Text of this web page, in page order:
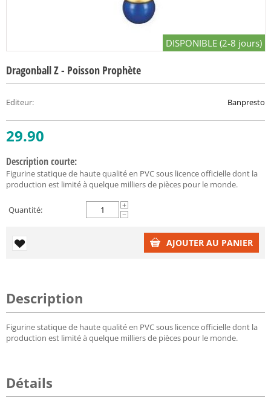
DISPONIBLE (2-8 jours)
Dragonball Z - Poisson Prophète
Editeur: Banpresto
29.90
Description courte:
Figurine statique de haute qualité en PVC sous licence officielle dont la
production est limité à quelque milliers de pièces pour le monde.
Quantité:
+
−
AJOUTER AU PANIER
Description
Figurine statique de haute qualité en PVC sous licence officielle dont la
production est limité à quelque milliers de pièces pour le monde.
Détails